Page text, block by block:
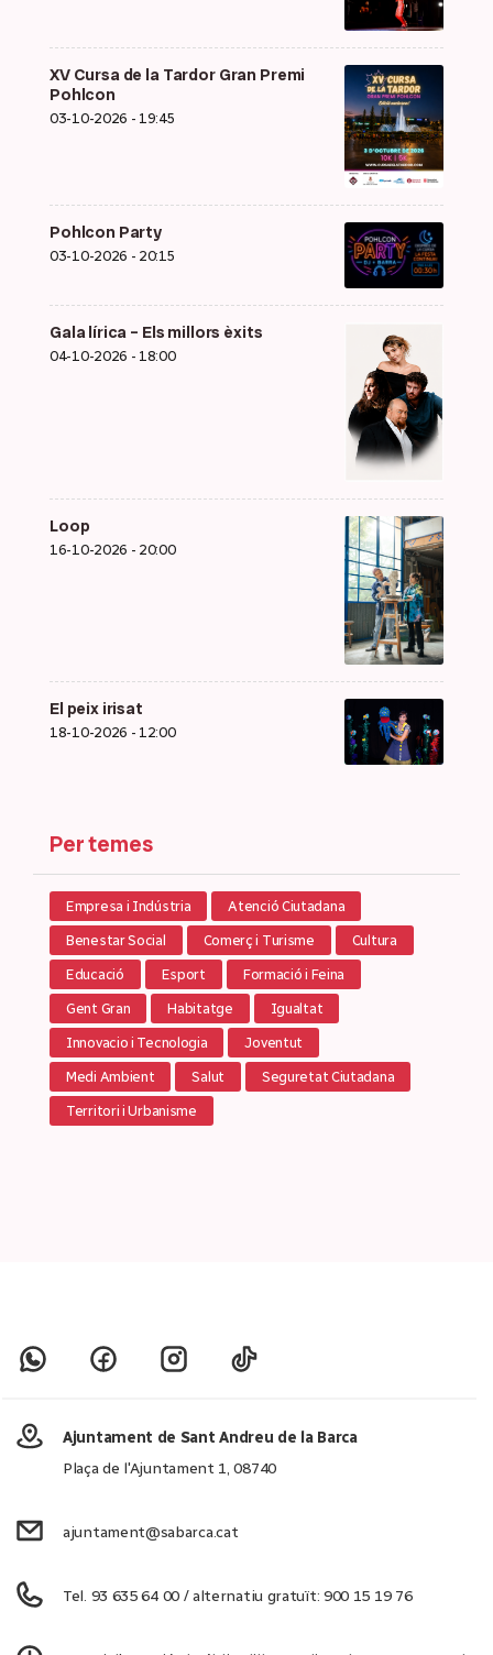
XV Cursa de la Tardor Gran Premi
Pohlcon
03-10-2026 - 19:45
Pohlcon Party
03-10-2026 - 20:15
Gala lírica – Els millors èxits
04-10-2026 - 18:00
Loop
16-10-2026 - 20:00
El peix irisat
18-10-2026 - 12:00
Per temes
Empresa i Indústria Atenció Ciutadana
Benestar Social Comerç i Turisme Cultura
Educació Esport Formació i Feina
Gent Gran Habitatge Igualtat
Innovacio i Tecnologia Joventut
Medi Ambient Salut Seguretat Ciutadana
Territori i Urbanisme
Ajuntament de Sant Andreu de la Barca
Plaça de l'Ajuntament 1, 08740
ajuntament@sabarca.cat
Tel. 93 635 64 00 / alternatiu gratuït: 900 15 19 76